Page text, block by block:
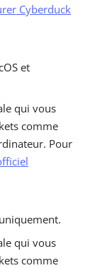
Cyberduck
et
qui vous
comme
Pour
qui vous
comme